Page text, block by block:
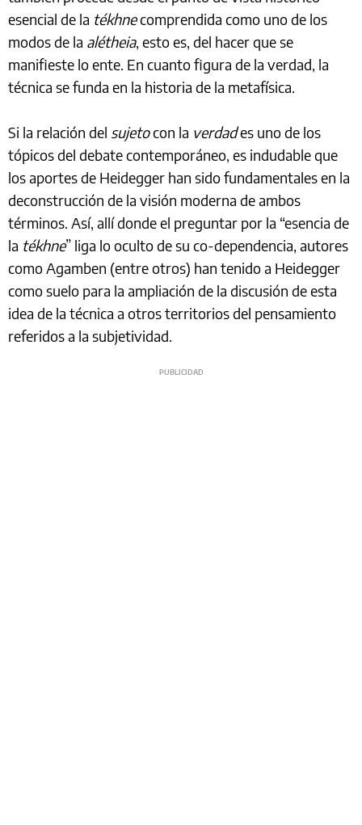
esencial de la tékhnecomprendida como uno de los
modos de la alétheia, esto es, del hacer que se
manifieste lo ente. En cuanto figura de la verdad, la
técnica se funda en la historia de la metafísica.
Si la relación del sujetocon la verdades uno de los
tópicos del debate contemporáneo, es indudable que
los aportes de Heidegger han sido fundamentales en la
deconstrucción de la visión moderna de ambos
términos. Así, allí donde el preguntar por la “esencia de
la tékhne” liga lo oculto de su co-dependencia, autores
como Agamben (entre otros) han tenido a Heidegger
como suelo para la ampliación de la discusión de esta
idea de la técnica a otros territorios del pensamiento
referidos a la subjetividad.